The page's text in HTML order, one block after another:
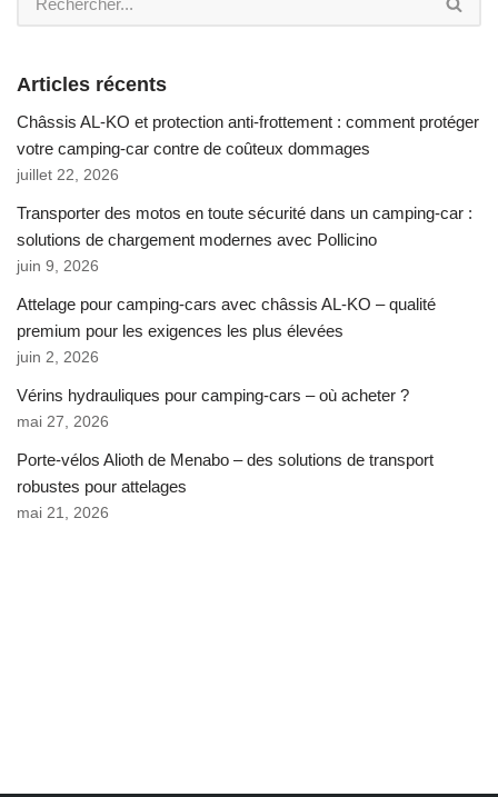
Articles récents
Châssis AL-KO et protection anti-frottement : comment protéger
votre camping-car contre de coûteux dommages
juillet 22, 2026
Transporter des motos en toute sécurité dans un camping-car :
solutions de chargement modernes avec Pollicino
juin 9, 2026
Attelage pour camping-cars avec châssis AL-KO – qualité
premium pour les exigences les plus élevées
juin 2, 2026
Vérins hydrauliques pour camping-cars – où acheter ?
mai 27, 2026
Porte-vélos Alioth de Menabo – des solutions de transport
robustes pour attelages
mai 21, 2026